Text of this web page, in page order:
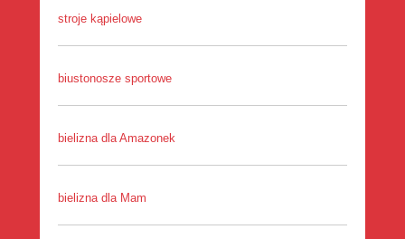
stroje kąpielowe
biustonosze sportowe
bielizna dla Amazonek
bielizna dla Mam